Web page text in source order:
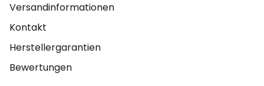
Versandinformationen
Kontakt
Herstellergarantien
Bewertungen